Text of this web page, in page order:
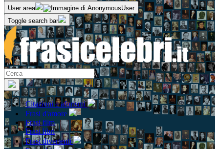
User area
Toggle search bar
Citazioni e aforismi
Frasi d'amore
Frasi film
Frasi libri
Frasi divertenti